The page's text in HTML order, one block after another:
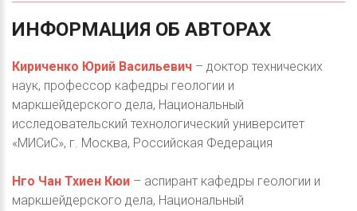
ИНФОРМАЦИЯ ОБ АВТОРАХ
Кириченко Юрий Васильевич – доктор технических
наук, профессор кафедры геологии и
маркшейдерского дела, Национальный
исследовательский технологический университет
«МИСиС», г. Москва, Российская Федерация
Hго Чан Тхиен Кюи – аспирант кафедры геологии и
маркшейдерского дела, Национальный